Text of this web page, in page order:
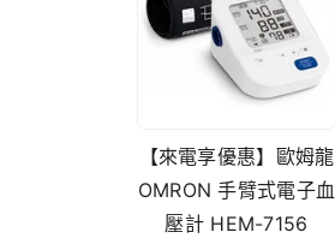
【來電享優惠】歐姆龍
OMRON 手臂式電子血
壓計 HEM-7156